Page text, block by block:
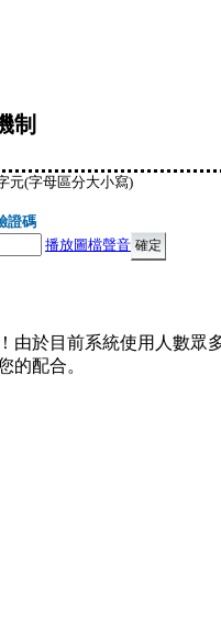
制
元(字母區分大小寫)
證碼
播放圖檔聲音
由於目前系統使用人數眾
的配合。